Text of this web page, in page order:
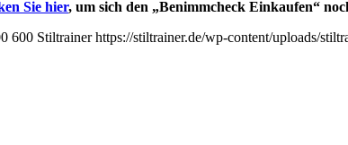
Sie hier, um sich den „Benimmcheck Einkaufen“
600 Stiltrainer https://stiltrainer.de/wp-content/uploads/